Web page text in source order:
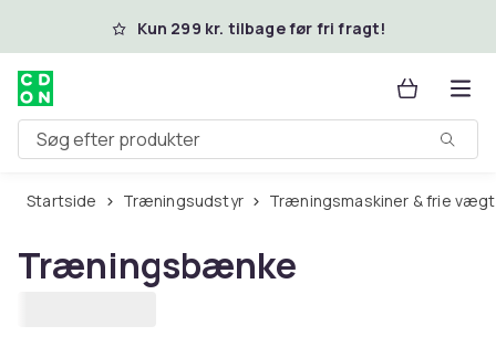
Spring til hovedindhold
Kun 299 kr. tilbage før fri fragt!
Søg efter produkter
Startside Træningsudstyr Træningsmaskiner & frie
Træningsbænke